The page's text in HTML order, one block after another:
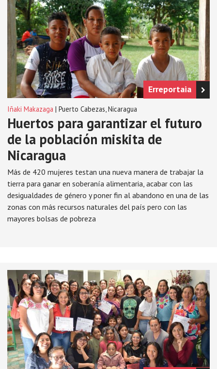
Erreportaia
Iñaki Makazaga | Puerto Cabezas, Nicaragua
Huertos para garantizar el futuro
de la población miskita de
Nicaragua
Más de 420 mujeres testan una nueva manera de trabajar la
tierra para ganar en soberanía alimentaria, acabar con las
desigualdades de género y poner fin al abandono en una de las
zonas con más recursos naturales del país pero con las
mayores bolsas de pobreza